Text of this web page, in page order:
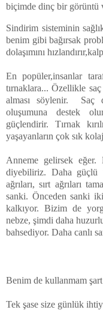
biçimde dinç bir görüntü
Sindirim sisteminin
benim gibi bağırsak
dolaşımını
En popüler,insanlar
tırnaklara... Özellikle
alması söylenir. Saç
oluşumuna destek
güçlendirir. Tırnak
yaşayanların çok sık
Anneme gelirsek
diyebiliriz. Daha
ağrıları, sırt ağrıları
sanki. Önceden sanki
kalkıyor. Bizim de
nebze, şimdi daha
bahsediyor. Daha canlı
Benim de kullanmam
Tek şase size günlük